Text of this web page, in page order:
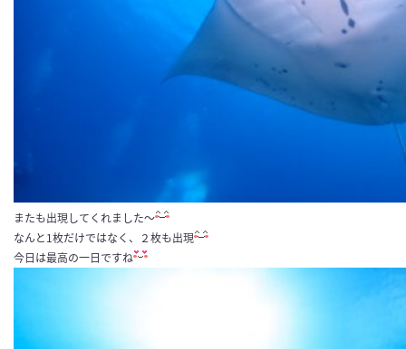
またも出現してくれました～
なんと1枚だけではなく、２枚も出現
今日は最高の一日ですね